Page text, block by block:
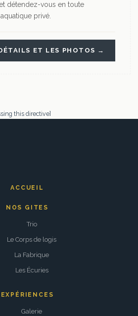
détendez-vous en toute
privé.
ET LES PHOTOS →
this directive]
ACCUEIL
NOS GITES
Trio
Le Corps de logis
La Fabrique
Les Écuries
EXPÉRIENCES
Galerie